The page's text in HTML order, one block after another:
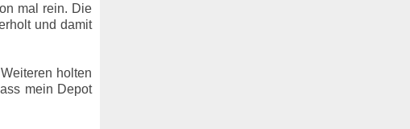
mal rein. Die
und damit
holten
mein Depot